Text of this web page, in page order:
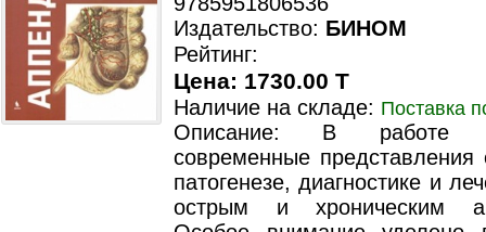
Издательство: БИНОМ
Рейтинг:
Цена: 1730.00 T
Наличие на складе: Поставка
Описание: В работе
современные представления
патогенезе, диагностике и
острым и хроническим